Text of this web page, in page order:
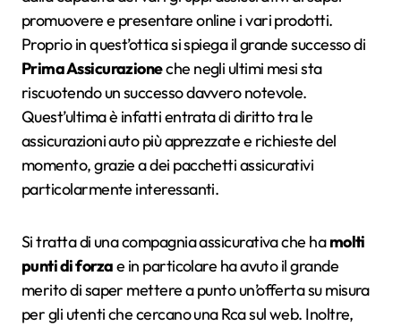
promuovere e presentare online i vari prodotti.
Proprio in quest’ottica si spiega il grande successo di
Prima Assicurazioneche negli ultimi mesi sta
riscuotendo un successo davvero notevole.
Quest’ultima è infatti entrata di diritto tra le
assicurazioni auto più apprezzate e richieste del
momento, grazie a dei pacchetti assicurativi
particolarmente interessanti.
Si tratta di una compagnia assicurativa che hamolti
punti di forzae in particolare ha avuto il grande
merito di saper mettere a punto un’offerta su misura
per gli utenti che cercano una Rca sul web. Inoltre,